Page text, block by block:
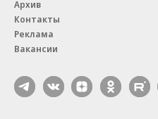
Архив
Контакты
Реклама
Вакансии